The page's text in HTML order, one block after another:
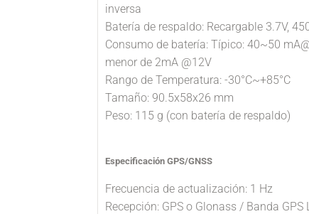
inversa
Batería de respaldo: Recargable 3.7V,
Consumo de batería: Típico: 40~50
menor de 2mA @12V
Rango de Temperatura: -30°C~+85°C
Tamaño: 90.5x58x26 mm
Peso: 115 g (con batería de respaldo)
Especificación GPS/GNSS
Frecuencia de actualización: 1 Hz
Recepción: GPS o Glonass / Banda